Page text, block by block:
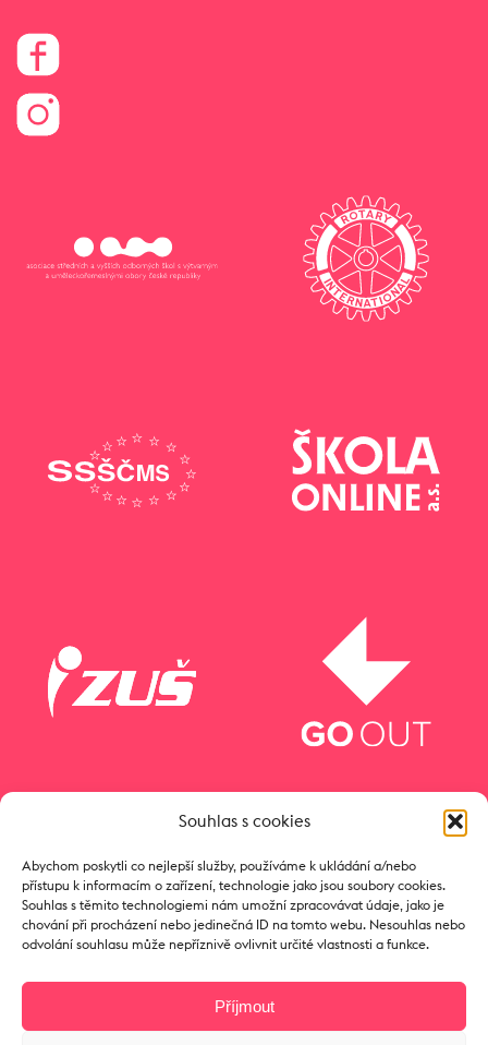
Souhlas s cookies
Abychom poskytli co nejlepší služby, používáme k ukládání a/nebo
přístupu k informacím o zařízení, technologie jako jsou soubory cookies.
Souhlas s těmito technologiemi nám umožní zpracovávat údaje, jako je
chování při procházení nebo jedinečná ID na tomto webu. Nesouhlas nebo
odvolání souhlasu může nepříznivě ovlivnit určité vlastnosti a funkce.
Příjmout